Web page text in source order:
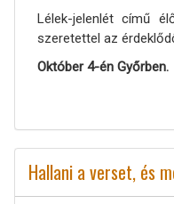
Lélek-jelenlét című
szeretettel az
Október 4-én Győrben.
Hallani a verset, és